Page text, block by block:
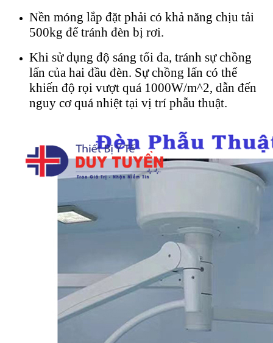
Nền móng lắp đặt phải có khả năng chịu tải
500kg để tránh đèn bị rơi.
Khi sử dụng độ sáng tối đa, tránh sự chồng
lấn của hai đầu đèn. Sự chồng lấn có thể
khiến độ rọi vượt quá 1000W/m^2, dẫn đến
nguy cơ quá nhiệt tại vị trí phẫu thuật.